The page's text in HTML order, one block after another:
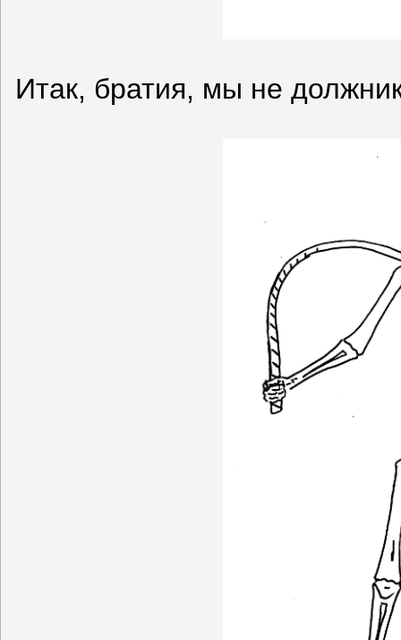
Итак, братия, мы не